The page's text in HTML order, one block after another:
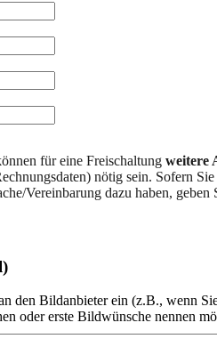
für eine Freischaltung weitere
nötig sein. Sofern
Vereinbarung dazu haben, geben
den Bildanbieter ein (z.B., wenn
oder erste Bildwünsche nennen